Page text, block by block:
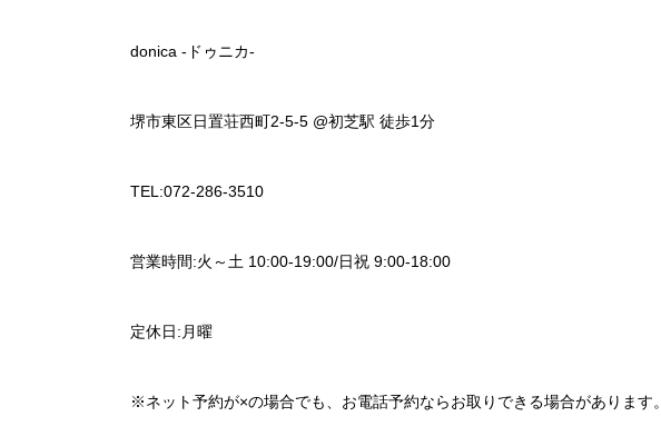
donica -ドゥニカ-
堺市東区日置荘西町2-5-5 @初芝駅 徒歩1分
TEL:072-286-3510
営業時間:火～土 10:00-19:00/日祝 9:00-18:00
定休日:月曜
※ネット予約が×の場合でも、お電話予約ならお取りできる場合があります。